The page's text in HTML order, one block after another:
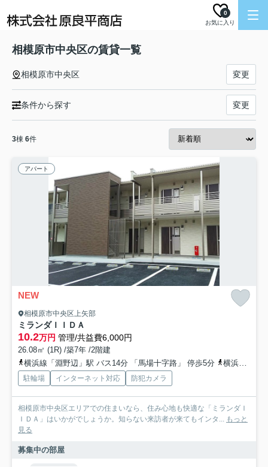
お気に入り
0
相模原市中央区の賃貸一覧
相模原市中央区 変更
条件から探す 変更
3棟 6件
アパート
NEW
相模原市中央区上矢部
ミランダＩＩＤＡ
10.2万円 管理/共益費6,000円
26.08㎡ (1R) /築7年 /2階建
横浜線「淵野辺」駅 バス14分 「馬場十字路」 停歩5分
横浜線「橋本」駅 バス17分 「馬場十字路」 停歩5分
駐輪場 インターネット対応 防犯カメラ
相模原市中央区エリアでの住まいなら、住み心地も快適な「ミランダＩ
ＩＤＡ」はいかがでしょうか。知らない来訪者が来てもインタ... もっと
見る
募集中の部屋